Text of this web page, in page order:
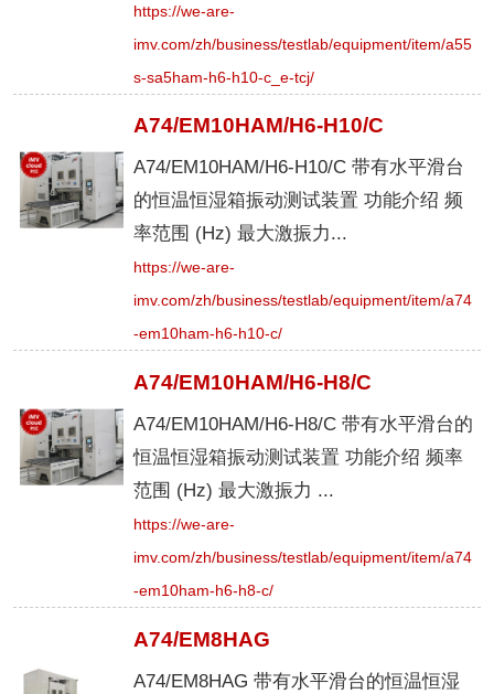
https://we-are-
imv.com/zh/business/testlab/equipment/item/a55
s-sa5ham-h6-h10-c_e-tcj/
A74/EM10HAM/H6-H10/C
A74/EM10HAM/H6-H10/C 带有水平滑台
的恒温恒湿箱振动测试装置 功能介绍 频
率范围 (Hz) 最大激振力...
https://we-are-
imv.com/zh/business/testlab/equipment/item/a74
-em10ham-h6-h10-c/
A74/EM10HAM/H6-H8/C
A74/EM10HAM/H6-H8/C 带有水平滑台的
恒温恒湿箱振动测试装置 功能介绍 频率
范围 (Hz) 最大激振力 ...
https://we-are-
imv.com/zh/business/testlab/equipment/item/a74
-em10ham-h6-h8-c/
A74/EM8HAG
A74/EM8HAG 带有水平滑台的恒温恒湿